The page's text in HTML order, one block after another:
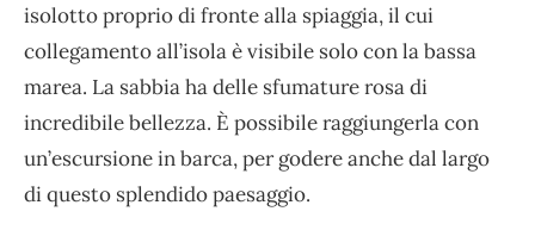
isolotto proprio di fronte alla spiaggia, il cui
collegamento all’isola è visibile solo con la bassa
marea. La sabbia ha delle sfumature rosa di
incredibile bellezza. È possibile raggiungerla con
un’escursione in barca, per godere anche dal largo
di questo splendido paesaggio.